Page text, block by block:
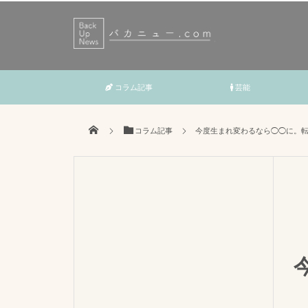
コラム記事 芸能
コラム記事 今度生まれ変わるなら◯◯に。